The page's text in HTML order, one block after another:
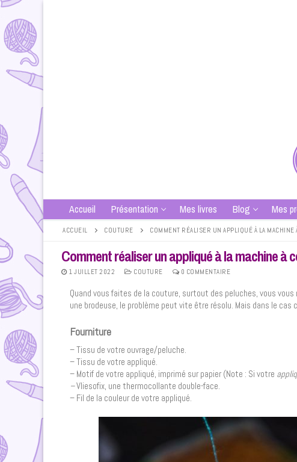
Accueil Présentation Mes livres Blog Mes
ACCUEIL COUTURE COMMENT RÉALISER UN APPLIQUÉ À LA MACHINE
Comment réaliser un appliqué à la machine à
1 JUILLET 2022 COUTURE 0 COMMENTAIRE
Quand vous faites de la couture, surtout des peluches, vous
une brodeuse, le problème peut vite être résolu. Mais dans le
Fourniture
– Tissu de votre ouvrage/peluche.
– Tissu de votre appliqué.
– Motif de votre appliqué, imprimé sur papier (Note : Si votre
–Vliesofix, une thermocollante double-face.
– Fil de la couleur de votre appliqué.